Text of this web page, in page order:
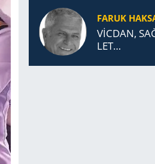
FARUK
VİCDAN,
LET…